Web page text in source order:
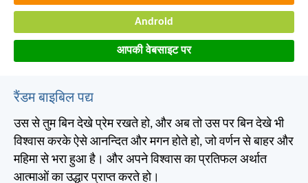
Android
आपकी वेबसाइट पर
रैंडम बाइबिल पद्य
उस से तुम बिन देखे प्रेम रखते हो, और अब तो उस पर बिन देखे भी
विश्वास करके ऐसे आनन्दित और मगन होते हो, जो वर्णन से बाहर और
महिमा से भरा हुआ है। और अपने विश्वास का प्रतिफल अर्थात
आत्माओं का उद्धार प्राप्त करते हो।